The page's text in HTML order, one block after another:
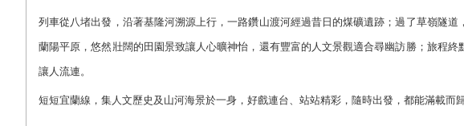
列車從八堵出發，沿著基隆河溯源上行，一路鑽山渡河經過昔日的煤礦遺跡；過了草嶺隧
蘭陽平原，悠然壯闊的田園景致讓人心曠神怡，還有豐富的人文景觀適合尋幽訪勝；旅程
讓人流連。
短短宜蘭線，集人文歷史及山河海景於一身，好戲連台、站站精彩，隨時出發，都能滿載而